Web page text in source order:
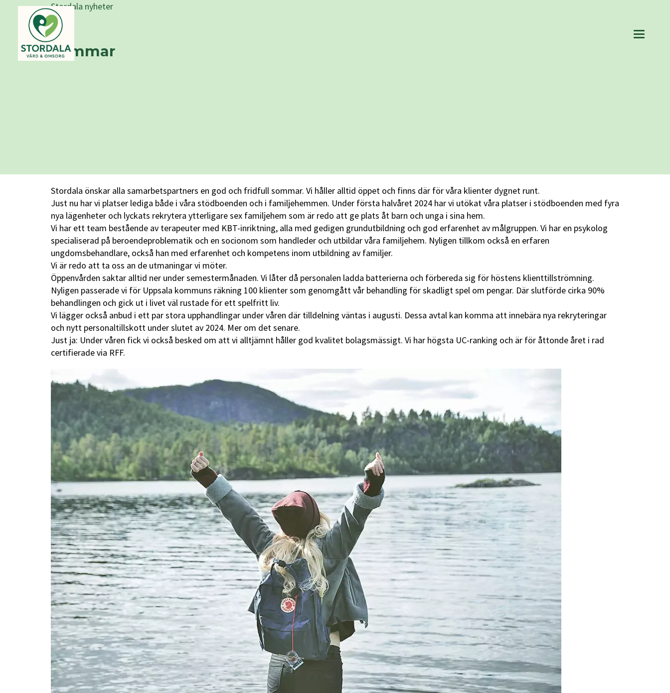
Stordala nyheter
Sommar
Stordala önskar alla samarbetspartners en god och fridfull sommar. Vi håller alltid öppet och finns där för våra klienter dygnet runt.
Just nu har vi platser lediga både i våra stödboenden och i familjehemmen. Under första halvåret 2024 har vi utökat våra platser i stödboenden med fyra
nya lägenheter och lyckats rekrytera ytterligare sex familjehem som är redo att ge plats åt barn och unga i sina hem.
Vi har ett team bestående av terapeuter med KBT-inriktning, alla med gedigen grundutbildning och god erfarenhet av målgruppen. Vi har en psykolog
specialiserad på beroendeproblematik och en socionom som handleder och utbildar våra familjehem. Nyligen tillkom också en erfaren
ungdomsbehandlare, också han med erfarenhet och kompetens inom utbildning av familjer.
Vi är redo att ta oss an de utmaningar vi möter.
Öppenvården saktar alltid ner under semestermånaden. Vi låter då personalen ladda batterierna och förbereda sig för höstens klienttillströmning.
Nyligen passerade vi för Uppsala kommuns räkning 100 klienter som genomgått vår behandling för skadligt spel om pengar. Där slutförde cirka 90%
behandlingen och gick ut i livet väl rustade för ett spelfritt liv.
Vi lägger också anbud i ett par stora upphandlingar under våren där tilldelning väntas i augusti. Dessa avtal kan komma att innebära nya rekryteringar
och nytt personaltillskott under slutet av 2024. Mer om det senare.
Just ja: Under våren fick vi också besked om att vi alltjämnt håller god kvalitet bolagsmässigt. Vi har högsta UC-ranking och är för åttonde året i rad
certifierade via RFF.